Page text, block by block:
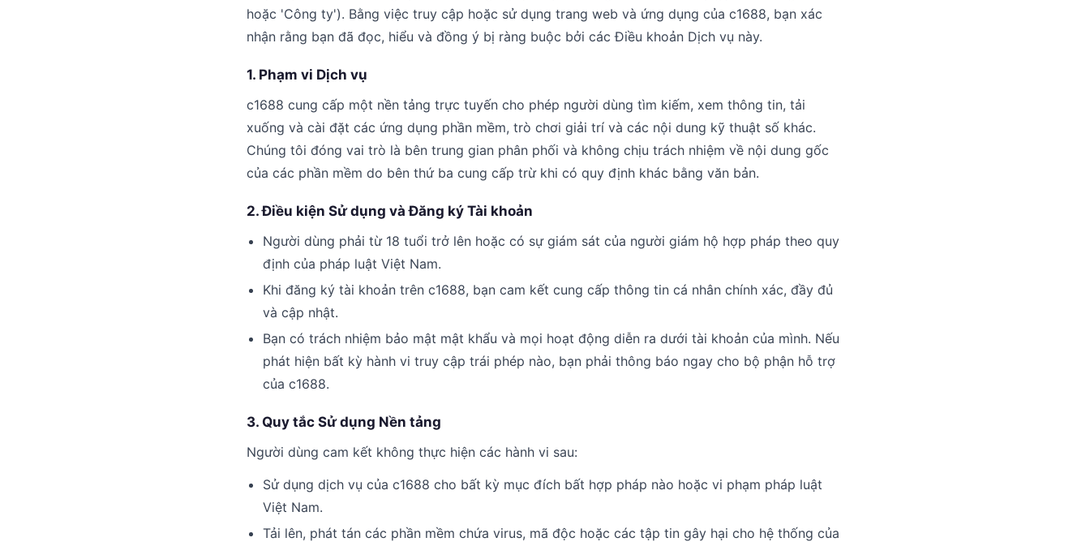
hoặc 'Công ty'). Bằng việc truy cập hoặc sử dụng trang web và ứng dụng của c1688, bạn xác
nhận rằng bạn đã đọc, hiểu và đồng ý bị ràng buộc bởi các Điều khoản Dịch vụ này.
1. Phạm vi Dịch vụ
c1688 cung cấp một nền tảng trực tuyến cho phép người dùng tìm kiếm, xem thông tin, tải
xuống và cài đặt các ứng dụng phần mềm, trò chơi giải trí và các nội dung kỹ thuật số khác.
Chúng tôi đóng vai trò là bên trung gian phân phối và không chịu trách nhiệm về nội dung gốc
của các phần mềm do bên thứ ba cung cấp trừ khi có quy định khác bằng văn bản.
2. Điều kiện Sử dụng và Đăng ký Tài khoản
Người dùng phải từ 18 tuổi trở lên hoặc có sự giám sát của người giám hộ hợp pháp theo quy
định của pháp luật Việt Nam.
Khi đăng ký tài khoản trên c1688, bạn cam kết cung cấp thông tin cá nhân chính xác, đầy đủ
và cập nhật.
Bạn có trách nhiệm bảo mật mật khẩu và mọi hoạt động diễn ra dưới tài khoản của mình. Nếu
phát hiện bất kỳ hành vi truy cập trái phép nào, bạn phải thông báo ngay cho bộ phận hỗ trợ
của c1688.
3. Quy tắc Sử dụng Nền tảng
Người dùng cam kết không thực hiện các hành vi sau:
Sử dụng dịch vụ của c1688 cho bất kỳ mục đích bất hợp pháp nào hoặc vi phạm pháp luật
Việt Nam.
Tải lên, phát tán các phần mềm chứa virus, mã độc hoặc các tập tin gây hại cho hệ thống của